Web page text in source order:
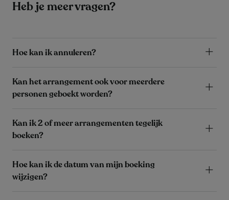
Heb je meer vragen?
Hoe kan ik annuleren?
Kan het arrangement ook voor meerdere
personen geboekt worden?
Kan ik 2 of meer arrangementen tegelijk
boeken?
Hoe kan ik de datum van mijn boeking
wijzigen?